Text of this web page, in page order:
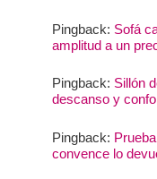
Pingback: Sofá
amplitud a un
Pingback: Sillón
descanso y
Pingback:
convence lo